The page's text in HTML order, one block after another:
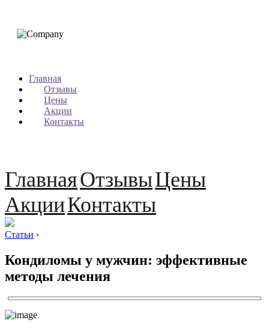
Главная
Отзывы
Цены
Акции
Контакты
ГлавнаяОтзывыЦены
АкцииКонтакты
Статьи ›
Кондиломы у мужчин: эффективные
методы лечения